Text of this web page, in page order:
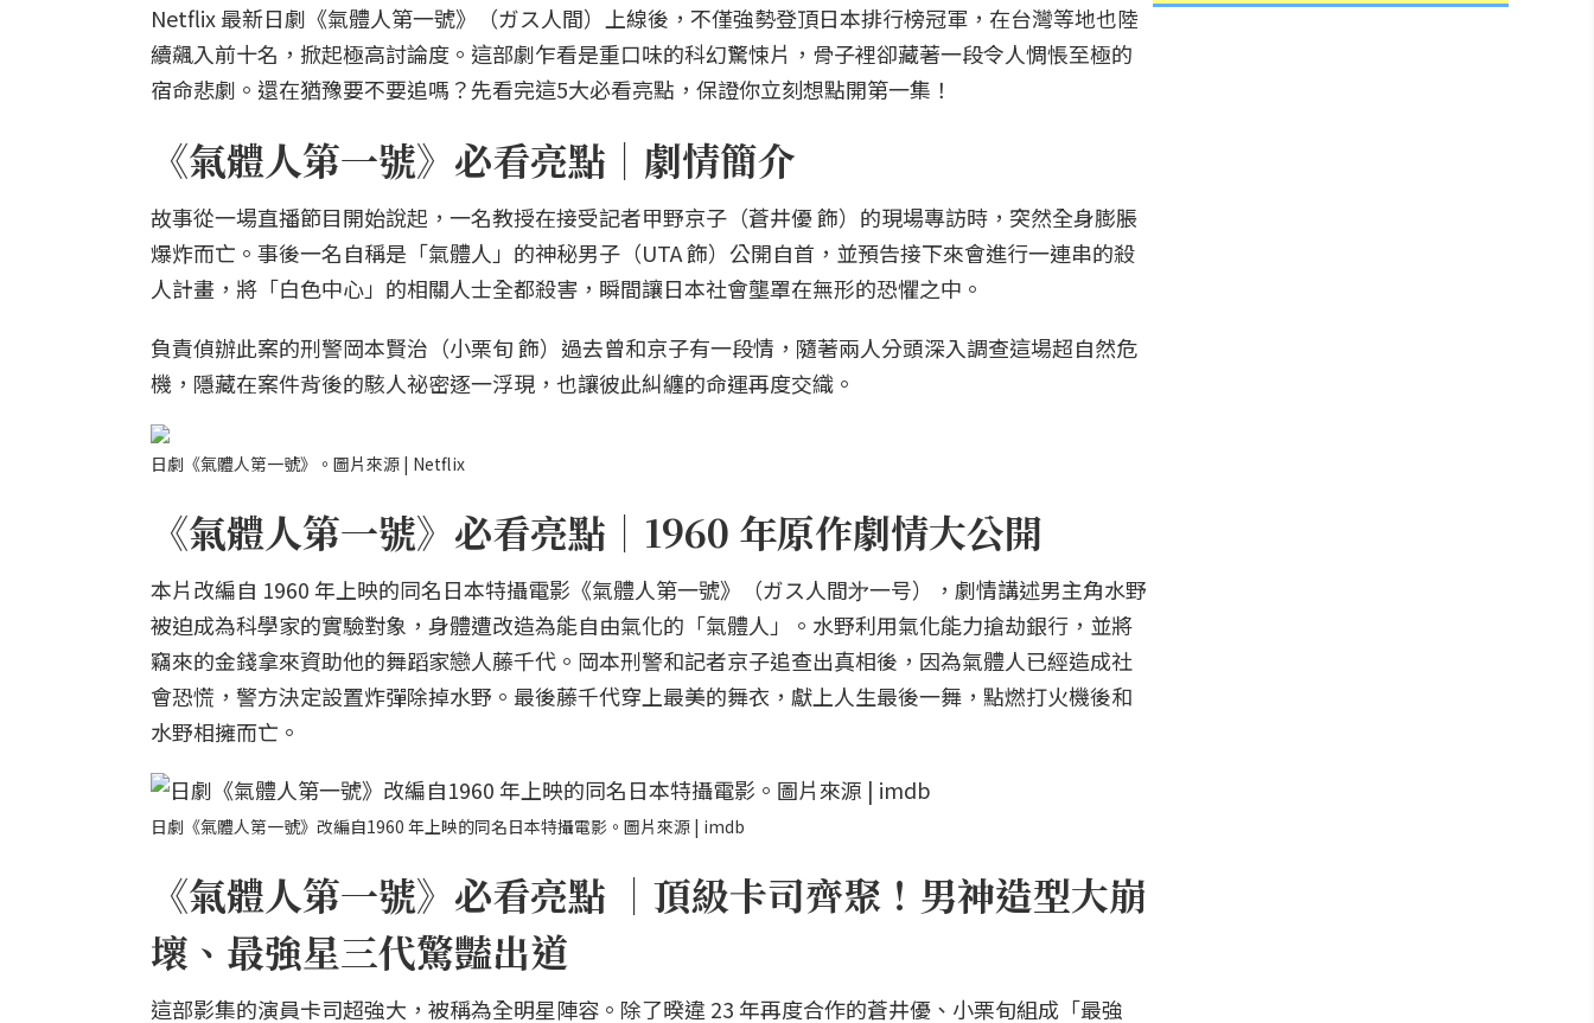
Netflix 最新日劇《氣體人第一號》（ガス人間）上線後，不僅強勢登頂日本排行榜冠軍，在台灣等地也陸
續飆入前十名，掀起極高討論度。這部劇乍看是重口味的科幻驚悚片，骨子裡卻藏著一段令人惆悵至極的
宿命悲劇。還在猶豫要不要追嗎？先看完這5大必看亮點，保證你立刻想點開第一集！
《氣體人第一號》必看亮點｜劇情簡介
故事從一場直播節目開始說起，一名教授在接受記者甲野京子（蒼井優 飾）的現場專訪時，突然全身膨脹
爆炸而亡。事後一名自稱是「氣體人」的神秘男子（UTA 飾）公開自首，並預告接下來會進行一連串的殺
人計畫，將「白色中心」的相關人士全都殺害，瞬間讓日本社會壟罩在無形的恐懼之中。
負責偵辦此案的刑警岡本賢治（小栗旬 飾）過去曾和京子有一段情，隨著兩人分頭深入調查這場超自然危
機，隱藏在案件背後的駭人祕密逐一浮現，也讓彼此糾纏的命運再度交織。
日劇《氣體人第一號》。圖片來源 | Netflix
《氣體人第一號》必看亮點｜1960 年原作劇情大公開
本片改編自 1960 年上映的同名日本特攝電影《氣體人第一號》（ガス人間㐧一号），劇情講述男主角水野
被迫成為科學家的實驗對象，身體遭改造為能自由氣化的「氣體人」。水野利用氣化能力搶劫銀行，並將
竊來的金錢拿來資助他的舞蹈家戀人藤千代。岡本刑警和記者京子追查出真相後，因為氣體人已經造成社
會恐慌，警方決定設置炸彈除掉水野。最後藤千代穿上最美的舞衣，獻上人生最後一舞，點燃打火機後和
水野相擁而亡。
日劇《氣體人第一號》改編自1960 年上映的同名日本特攝電影。圖片來源 | imdb
《氣體人第一號》必看亮點 ｜頂級卡司齊聚！男神造型大崩
壞、最強星三代驚豔出道
這部影集的演員卡司超強大，被稱為全明星陣容。除了暌違 23 年再度合作的蒼井優、小栗旬組成「最強